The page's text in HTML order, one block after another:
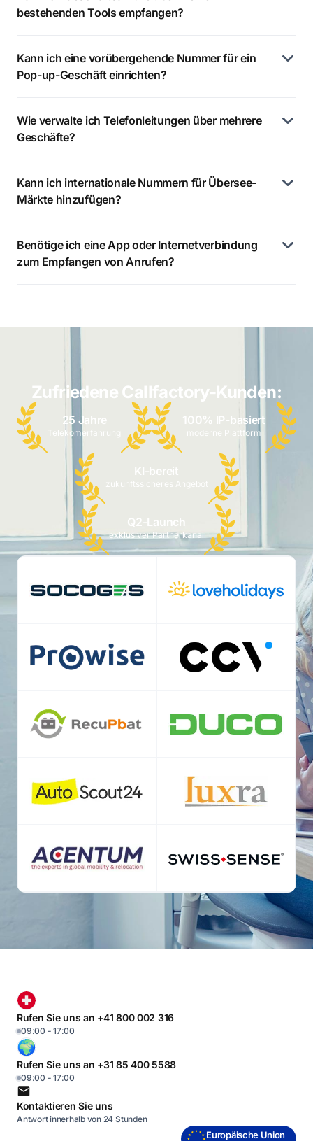
bestehenden Tools empfangen?
Kann ich eine vorübergehende Nummer für ein
Pop-up-Geschäft einrichten?
Wie verwalte ich Telefonleitungen über mehrere
Geschäfte?
Kann ich internationale Nummern für Übersee-
Märkte hinzufügen?
Benötige ich eine App oder Internetverbindung
zum Empfangen von Anrufen?
Zufriedene Callfactory-Kunden:
25 Jahre
Telekomerfahrung
100% IP-basiert
moderne Plattform
KI-bereit
zukunftssicheres Angebot
Q2-Launch
exklusiver Partnerkanal
Rufen Sie uns an +41 800 002 316
09:00 - 17:00
Rufen Sie uns an +31 85 400 5588
09:00 - 17:00
Kontaktieren Sie uns
Antwort innerhalb von 24 Stunden
Europäische Union